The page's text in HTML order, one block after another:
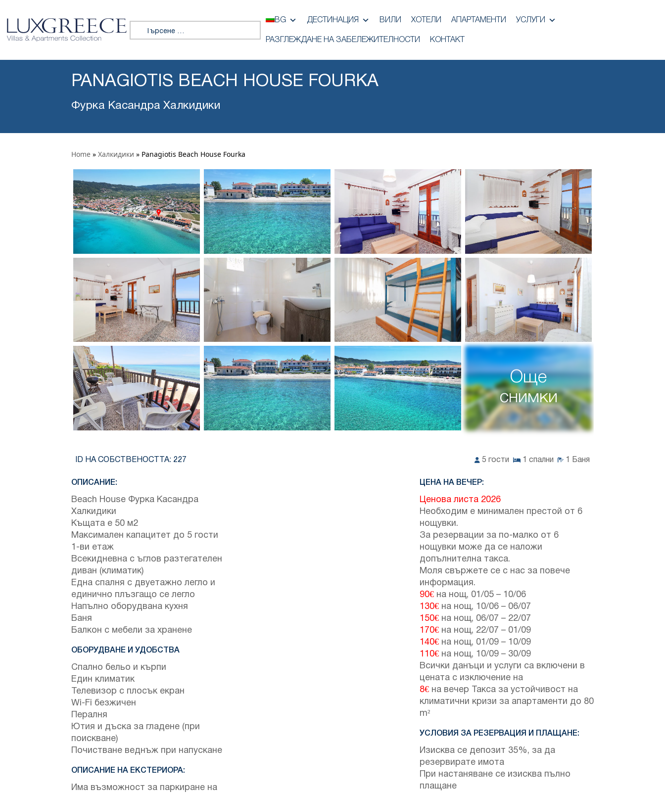
Търсене за:
BG ДЕСТИНАЦИЯ ВИЛИ ХОТЕЛИ АПАРТАМЕНТИ УСЛУГИ
РАЗГЛЕЖДАНЕ НА ЗАБЕЛЕЖИТЕЛНОСТИ КОНТАКТ
PANAGIOTIS BEACH HOUSE FOURKA
Фурка Касандра Халкидики
Home » Халкидики » Panagiotis Beach House Fourka
Още
снимки
ID НА СОБСТВЕНОСТТА: 227 5 гости 1 спални 1 Баня
ОПИСАНИЕ:
Beach House Фурка Касандра
Халкидики
Къщата е 50 м2
Максимален капацитет до 5 гости
1-ви етаж
Всекидневна с ъглов разтегателен
диван (климатик)
Една спалня с двуетажно легло и
единично плъзгащо се легло
Напълно оборудвана кухня
Баня
Балкон с мебели за хранене
ОБОРУДВАНЕ И УДОБСТВА
Спално бельо и кърпи
Един климатик
Телевизор с плосък екран
Wi-Fi безжичен
Пералня
Ютия и дъска за гладене (при
поискване)
Почистване веднъж при напускане
ОПИСАНИЕ НА ЕКСТЕРИОРА:
Има възможност за паркиране на
ЦЕНА НА ВЕЧЕР:
Ценова листа 2026
Необходим е минимален престой от 6
нощувки.
За резервации за по-малко от 6
нощувки може да се наложи
допълнителна такса.
Моля свържете се с нас за повече
информация.
90€ на нощ, 01/05 – 10/06
130€ на нощ, 10/06 – 06/07
150€ на нощ, 06/07 – 22/07
170€ на нощ, 22/07 – 01/09
140€ на нощ, 01/09 – 10/09
110€ на нощ, 10/09 – 30/09
Всички данъци и услуги са включени в
цената с изключение на
8€ на вечер Такса за устойчивост на
климатични кризи за апартаменти до 80
m²
УСЛОВИЯ ЗА РЕЗЕРВАЦИЯ И ПЛАЩАНЕ:
Изисква се депозит 35%, за да
резервирате имота
При настаняване се изисква пълно
плащане